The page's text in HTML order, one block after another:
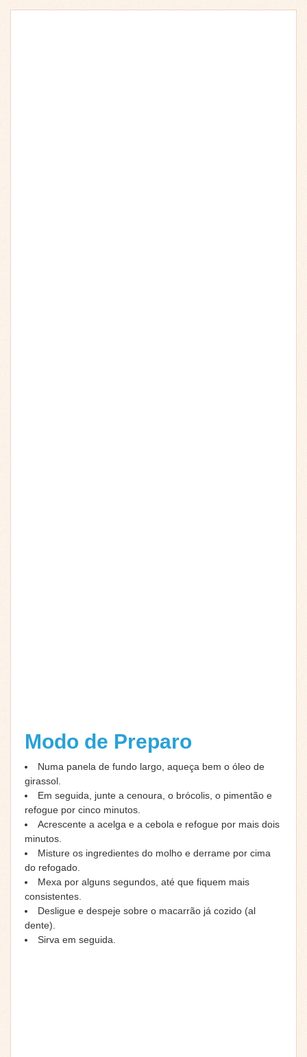
Modo de Preparo
Numa panela de fundo largo, aqueça bem o óleo de
girassol.
Em seguida, junte a cenoura, o brócolis, o pimentão e
refogue por cinco minutos.
Acrescente a acelga e a cebola e refogue por mais dois
minutos.
Misture os ingredientes do molho e derrame por cima
do refogado.
Mexa por alguns segundos, até que fiquem mais
consistentes.
Desligue e despeje sobre o macarrão já cozido (al
dente).
Sirva em seguida.